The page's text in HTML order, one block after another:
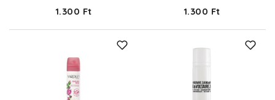
1.300 Ft 1.300 Ft